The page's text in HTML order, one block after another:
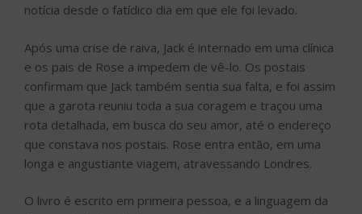
notícia desde o fatídico dia em que ele foi levado.
Após uma crise de raiva, Jack é internado em uma clínica
e os pais de Rose a impedem de vê-lo. Os postais
confirmam que Jack também sentia sua falta, e foi assim
que a garota reuniu toda a sua coragem e traçou uma
rota detalhada, em busca do seu amor, até o endereço
que constava nos postais. Rose entra então, em uma
longa e angustiante viagem, atravessando Londres.
O livro é escrito em primeira pessoa, e a linguagem da